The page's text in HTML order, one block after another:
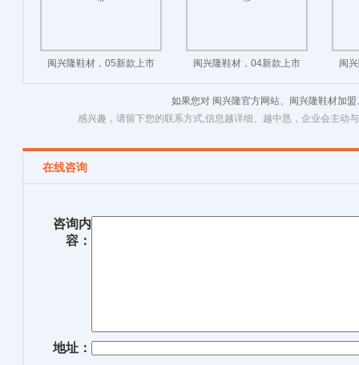
闽兴隆鞋材，05新款上市 闽兴隆鞋材，04新款上市 闽
如果您对 闽兴隆官方网站、闽兴隆鞋材加
感兴趣，请留下您的联系方式,信息越详细、越中恳，企业会主动
在线咨询
咨询内
容：
地址：